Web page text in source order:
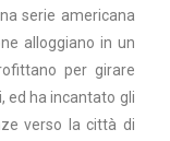
serie americana
alloggiano in un
per girare
ed ha incantato gli
verso la città di